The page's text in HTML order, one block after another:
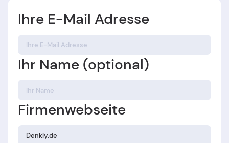
Ihre E-Mail Adresse
Ihr Name (optional)
Firmenwebseite